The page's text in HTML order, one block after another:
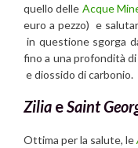
quello delle Acque
euro a pezzo) e
in questione sgorga
fino a una profondità
e diossido di carbonio.
Zilia eSaint
Ottima per la salute, le